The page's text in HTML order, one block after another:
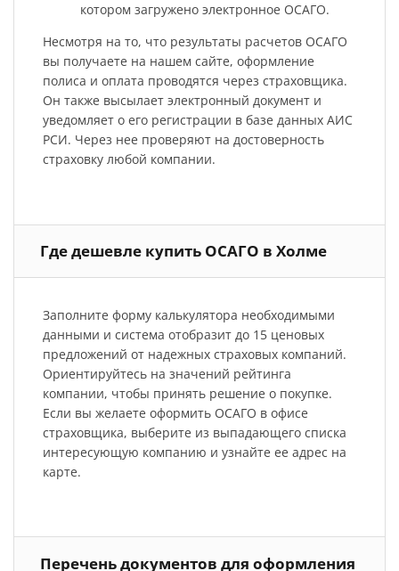
котором загружено электронное ОСАГО.
Несмотря на то, что результаты расчетов ОСАГО
вы получаете на нашем сайте, оформление
полиса и оплата проводятся через страховщика.
Он также высылает электронный документ и
уведомляет о его регистрации в базе данных АИС
РСИ. Через нее проверяют на достоверность
страховку любой компании.
Где дешевле купить ОСАГО в Холме
Заполните форму калькулятора необходимыми
данными и система отобразит до 15 ценовых
предложений от надежных страховых компаний.
Ориентируйтесь на значений рейтинга
компании, чтобы принять решение о покупке.
Если вы желаете оформить ОСАГО в офисе
страховщика, выберите из выпадающего списка
интересующую компанию и узнайте ее адрес на
карте.
Перечень документов для оформления